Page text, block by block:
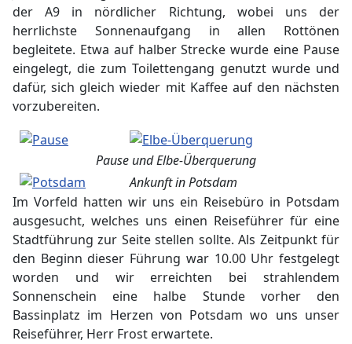
der A9 in nördlicher Richtung, wobei uns der
herrlichste Sonnenaufgang in allen Rottönen
begleitete. Etwa auf halber Strecke wurde eine Pause
eingelegt, die zum Toilettengang genutzt wurde und
dafür, sich gleich wieder mit Kaffee auf den nächsten
vorzubereiten.
Pause und Elbe-Überquerung
Ankunft in Potsdam
Im Vorfeld hatten wir uns ein Reisebüro in Potsdam
ausgesucht, welches uns einen Reiseführer für eine
Stadtführung zur Seite stellen sollte. Als Zeitpunkt für
den Beginn dieser Führung war 10.00 Uhr festgelegt
worden und wir erreichten bei strahlendem
Sonnenschein eine halbe Stunde vorher den
Bassinplatz im Herzen von Potsdam wo uns unser
Reiseführer, Herr Frost erwartete.